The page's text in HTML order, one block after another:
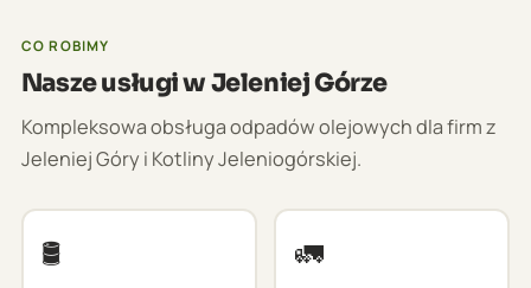
CO ROBIMY
Nasze usługi w Jeleniej Górze
Kompleksowa obsługa odpadów olejowych dla firm z
Jeleniej Góry i Kotliny Jeleniogórskiej.
🛢️ 🚛